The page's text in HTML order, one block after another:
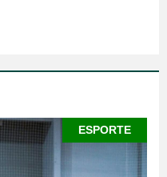
ESPORTE